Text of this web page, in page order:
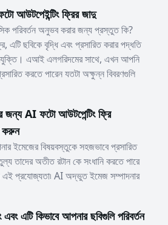
আউটপেইন্টিং ফ্রির জাদু
পরিবর্তন অনুভব করার জন্য প্রস্তুত কি?
ছবিকে বৃদ্ধি এবং প্রসারিত করার পদ্ধতি
এআই এলগরিদমের সাথে, এখন আপনি
করতে পারেন যতটা অক্ষুন্ন বিবরণগুলি
জন্য AI ফটো আউটপেন্টিং ফ্রি
করুন
ইমেজের বিষয়বস্তুকে সহজভাবে প্রসারিত
তাদের অতীত রটান কে সংধানি করতে পারে
এই প্রযোজ্যতা৷ AI অদ্ভুত ইমেজ সম্পাদনার
এটি কিভাবে আপনার ছবিগুলি পরিবর্তন